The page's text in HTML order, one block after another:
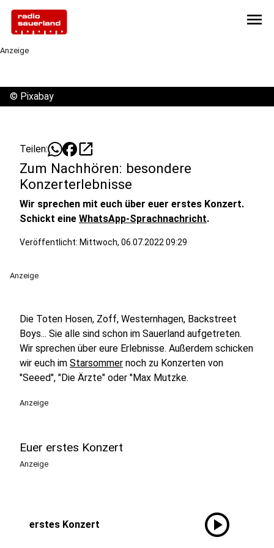
menu
Anzeige
© Pixabay
Teilen: open_in_new
Zum Nachhören: besondere
Konzerterlebnisse
Wir sprechen mit euch über euer erstes Konzert.
Schickt eine WhatsApp-Sprachnachricht.
Veröffentlicht: Mittwoch, 06.07.2022 09:29
Anzeige
Die Toten Hosen, Zoff, Westernhagen, Backstreet
Boys... Sie alle sind schon im Sauerland aufgetreten.
Wir sprechen über eure Erlebnisse. Außerdem schicken
wir euch im Starsommer noch zu Konzerten von
"Seeed", "Die Ärzte" oder "Max Mutzke.
Anzeige
Euer erstes Konzert
Anzeige
erstes Konzert play_circle